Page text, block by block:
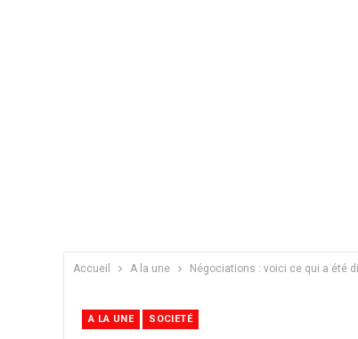
Accueil A la une Négociations : voici ce qui a été
A LA UNE SOCIETÉ